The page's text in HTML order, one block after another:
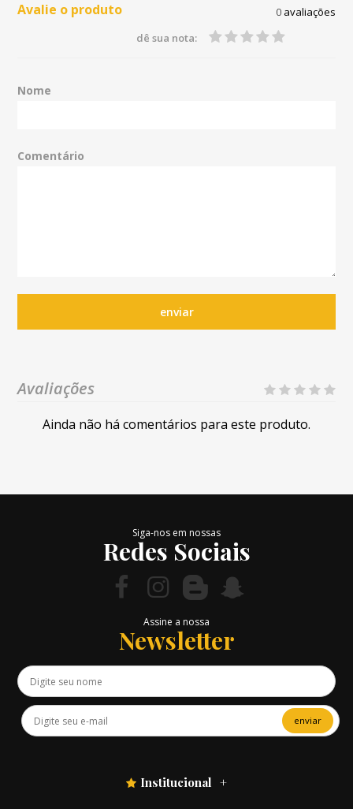
Avalie o produto 0avaliações
dê sua nota:
Nome
Comentário
enviar
Avaliações
Ainda não há comentários para este produto.
Siga-nos em nossas
Redes Sociais
Assine a nossa
Newsletter
enviar
Institucional